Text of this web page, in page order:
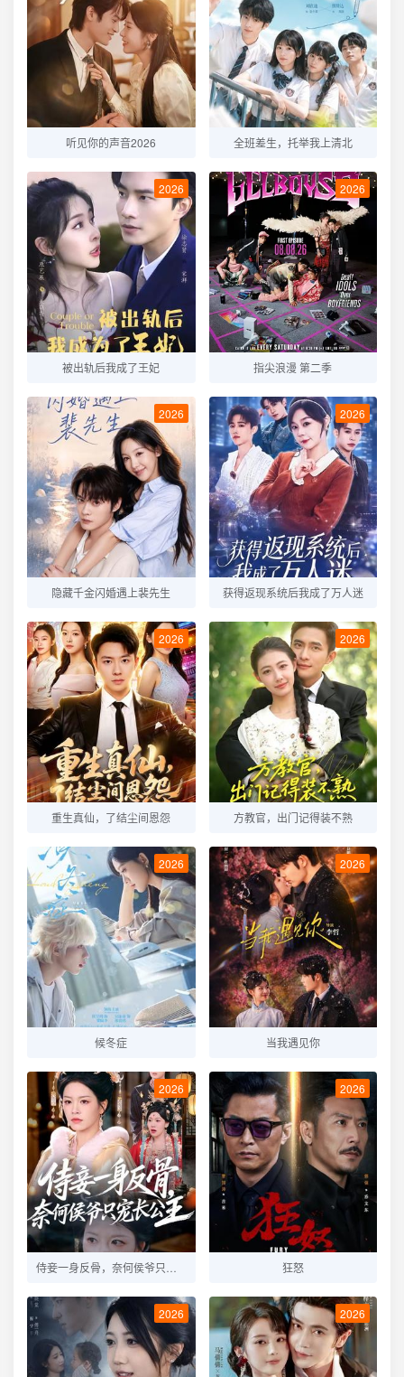
听见你的声音2026 全班差生，托举我上清北
2026
被出轨后我成了王妃
2026
指尖浪漫 第二季
2026
隐藏千金闪婚遇上裴先生
2026
获得返现系统后我成了万人迷
2026
重生真仙，了结尘间恩怨
2026
方教官，出门记得装不熟
2026
候冬症
2026
当我遇见你
2026 2026
狂怒
2026 2026